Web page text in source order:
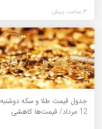
3 ساعت پیش
جدول قیمت طلا و سکه دوشنبه
12 مرداد/ قیمت‌ها کاهشی